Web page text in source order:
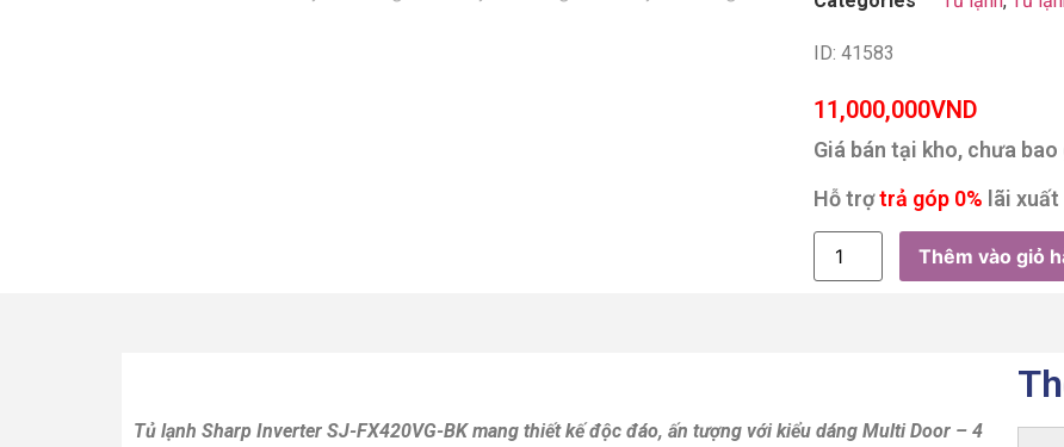
ID: 41583
11,000,000VND
Giá bán tại kho, chưa
Hỗ trợtrả góp 0% lãi
Thêm vào giỏ
Tủ lạnh Sharp Inverter SJ-FX420VG-BKmang thiết kế độc đáo, ấn tượng với kiểu dáng Multi Door – 4